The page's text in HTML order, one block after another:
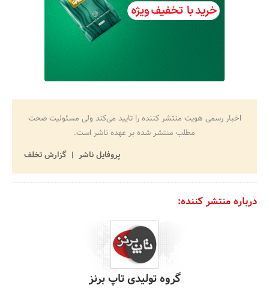
اخبار رسمی هویت منتشر کننده را تایید می‌کند ولی مسئولیت صحت
مطلب منتشر شده بر عهده ناشر است.
پروفایل ناشر
گزارش تخلف
درباره منتشر کننده:
گروه تولیدی تاپ برنز